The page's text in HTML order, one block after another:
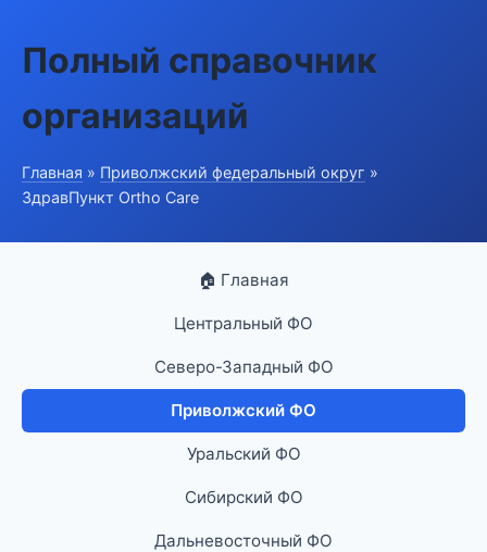
Полный справочник
организаций
Главная » Приволжский федеральный округ »
ЗдравПункт Ortho Care
🏠 Главная
Центральный ФО
Северо-Западный ФО
Приволжский ФО
Уральский ФО
Сибирский ФО
Дальневосточный ФО